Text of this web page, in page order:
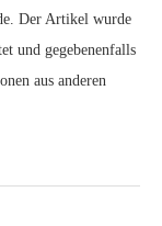
Der Artikel wurde
und gegebenenfalls
aus anderen